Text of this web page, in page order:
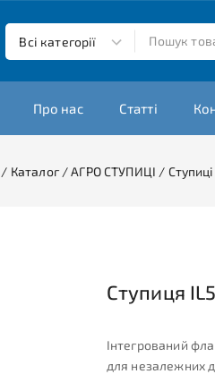
Про нас Статті
/ Каталог /АГРО СТУПИЦІ /
Ступиця
Інтегрований
для незалежних